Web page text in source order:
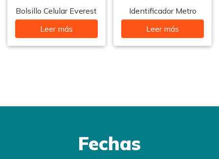
Bolsillo Celular Everest
Leer más
Identificador Metro
Leer más
Fechas